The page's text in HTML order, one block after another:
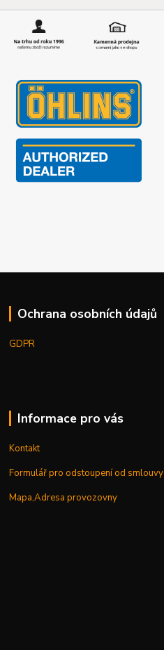
Ochrana osobních údajů
GDPR
Informace pro vás
Kontakt
Formulář pro odstoupení od smlouvy
Mapa,Adresa provozovny